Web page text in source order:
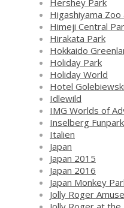
Hershey Park
Higashiyama
Himeji Central
Hirakata Park
Hokkaido
Holiday Park
Holiday World
Hotel Golebiewski
Idlewild
IMG Worlds of
Inselberg Funpark
Italien
Japan
Japan 2015
Japan 2016
Japan Monkey
Jolly Roger